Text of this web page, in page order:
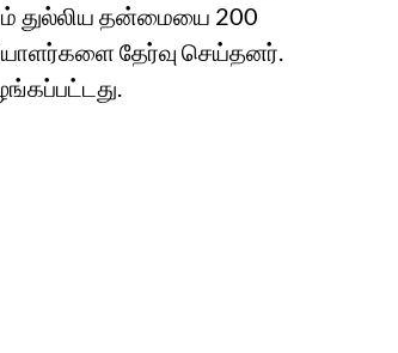
துல்லிய தன்மையை 200
தேர்வு செய்தனர்.